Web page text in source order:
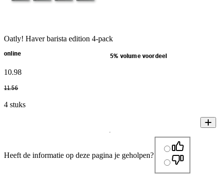
Oatly! Haver barista edition 4-pack
online 5% volume voordeel
10.98
11.56
4 stuks
Heeft de informatie op deze pagina je geholpen?